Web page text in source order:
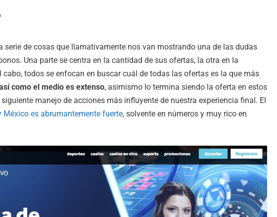
serie de cosas que llamativamente nos van mostrando una de las dudas
Una parte se centra en la cantidad de sus ofertas, la otra en la
cabo, todos se enfocan en buscar cuál de todas las ofertas es la que más
como el medio es extenso, asimismo lo termina siendo la oferta en estos
manejo de acciones más influyente de nuestra experiencia final. El
México es abrumantemente fuerte, solvente en números y muy rico en